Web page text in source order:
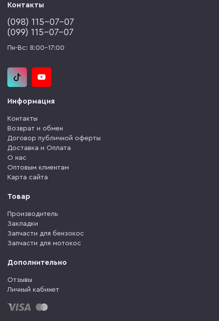
Контакты
(‎098) 115-07-07
(‎099) 115-07-07
Пн-Вс: 8:00-17:00
Информация
Контакты
Возврат и обмен
Договор публичной оферты
Доставка и Оплата
О нас
Оптовым клиентам
Карта сайта
Товар
Производитель
Закладки
Запчасти для бензокос
Запчасти для мотокос
Дополнительно
Отзывы
Личный кабинет